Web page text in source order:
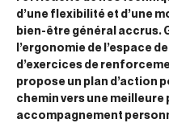
d’une flexibilité et d’une
bien-être général accrus.
l’ergonomie de l’espace
d’exercices de
propose un plan d’action
chemin vers une meilleure
accompagnement